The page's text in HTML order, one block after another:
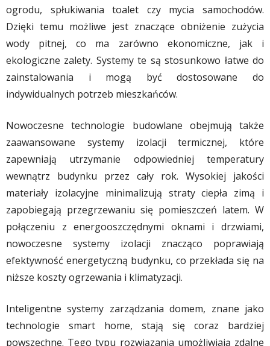
ogrodu, spłukiwania toalet czy mycia samochodów.
Dzięki temu możliwe jest znaczące obniżenie zużycia
wody pitnej, co ma zarówno ekonomiczne, jak i
ekologiczne zalety. Systemy te są stosunkowo łatwe do
zainstalowania i mogą być dostosowane do
indywidualnych potrzeb mieszkańców.
Nowoczesne technologie budowlane obejmują także
zaawansowane systemy izolacji termicznej, które
zapewniają utrzymanie odpowiedniej temperatury
wewnątrz budynku przez cały rok. Wysokiej jakości
materiały izolacyjne minimalizują straty ciepła zimą i
zapobiegają przegrzewaniu się pomieszczeń latem. W
połączeniu z energooszczędnymi oknami i drzwiami,
nowoczesne systemy izolacji znacząco poprawiają
efektywność energetyczną budynku, co przekłada się na
niższe koszty ogrzewania i klimatyzacji.
Inteligentne systemy zarządzania domem, znane jako
technologie smart home, stają się coraz bardziej
powszechne. Tego typu rozwiązania umożliwiają zdalne